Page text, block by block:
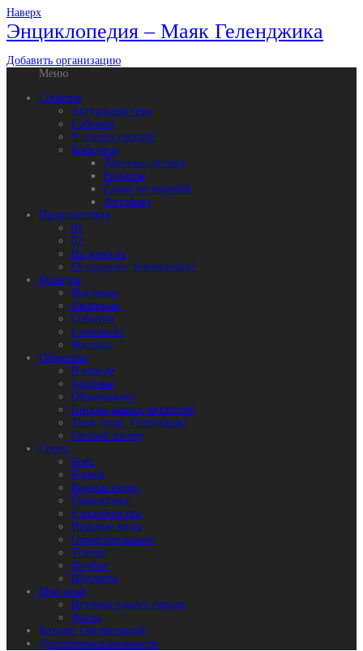
Наверх
Энциклопедия – Маяк Геленджика
Добавить организацию
Меню
События
Актуальная тема
События
У наших соседей
Конкурсы
Девушка месяца
Рецепты
Слово не воробей
Фотофакт
Происшествия
01
02
На дорогах
Осторожно: мошенники!
Культура
Выставки
Интервью
События
Спектакли
Фильмы
Общество
В городе
Здоровье
Образование
Письма наших читателей
Твои люди, Геленджик!
Особый взгляд
Спорт
Бокс
Борьба
Водные виды
Гимнастика
Единоборства
Игровые виды
Ориентирование
Теннис
Футбол
Шахматы
Мой край
История одного города
Фауна
Каталог Организаций
Достопримечательности